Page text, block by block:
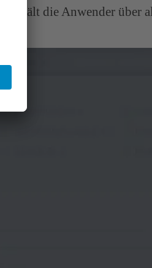
hält die Anwender über